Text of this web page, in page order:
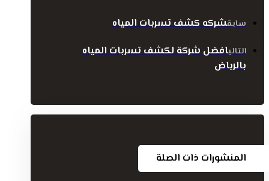
سابقشركه كشف تسربات المياه
التاليافضل شركة لكشف تسربات المياه
بالرياض
المنشورات ذات الصلة